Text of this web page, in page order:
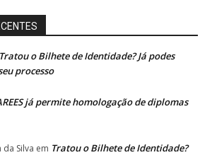
Tratou o Bilhete de Identidade? Já podes
processo
já permite homologação de diplomas
Silva em Tratou o Bilhete de Identidade?